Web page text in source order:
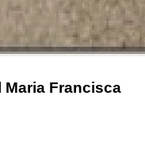
Francisca